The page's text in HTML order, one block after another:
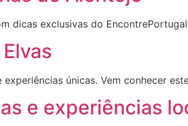
dicas exclusivas do
únicas. Vem conhecer
e experiências